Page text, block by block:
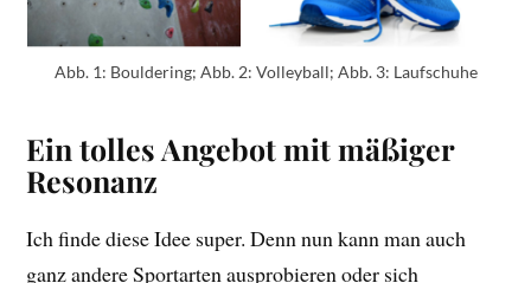
Abb. 1: Bouldering; Abb. 2: Volleyball; Abb. 3: Laufschuhe
Ein tolles Angebot mit mäßiger
Resonanz
Ich finde diese Idee super. Denn nun kann man auch
ganz andere Sportarten ausprobieren oder sich